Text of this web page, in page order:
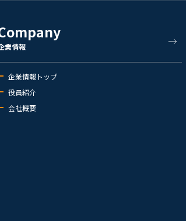
業情報
企業情報トップ
役員紹介
会社概要